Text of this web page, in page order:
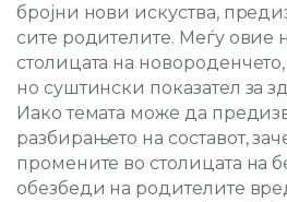
бројни нови искуства,
сите родителите. Меѓу овие
столицата на
но суштински показател за
Иако темата може да
разбирањето на составот,
промените во столицата на
обезбеди на родителите